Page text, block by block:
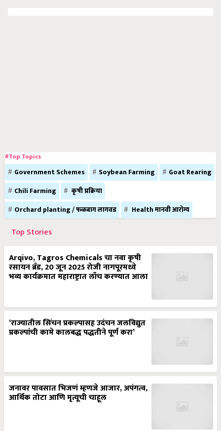
#Top Topics
Government Schemes Soybean Farming
Goat Rearing
Chili Farming
कृषी प्रक्रिया
Orchard planting / फळबाग लागवड
Health मानवी आरोग्य
Top Stories
Arqivo, Tagros Chemicals चा नवा कृषी
रसायन ब्रँड, 20 जून 2025 रोजी नागपूरमध्ये
भव्य कार्यक्रमात महाराष्ट्रात लाँच करण्यात आला
‘राज्यातील सिंचन प्रकल्पासह उदंचन जलविद्युत
प्रकल्पांची कामे कालबद्ध पद्धतीने पूर्ण करा’
जनावर पावसात भिजणं म्हणजे आजार, अपंगत्व,
आर्थिक तोटा आणि मृत्यूची चाहूल